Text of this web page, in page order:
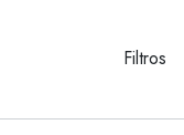
Filtros